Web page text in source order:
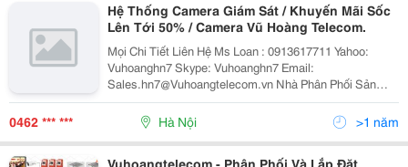
Hệ Thống Camera Giám Sát / Khuyến Mãi Sốc
Lên Tới 50% / Camera Vũ Hoàng Telecom.
Mọi Chi Tiết Liên Hệ Ms Loan : 0913617711 Yahoo:
Vuhoanghn7 Skype: Vuhoanghn7 Email:
Sales.hn7@Vuhoangtelecom.vn Nhà Phân Phối Sản
Phẩm Chính Hãng Số 1 Việt Nam: Camera Avtech -
Camera Vantech - Camera Questek
0462 *** *** Hà Nội >1 năm
Vuhoangtelecom - Phân Phối Và Lắp Đặt